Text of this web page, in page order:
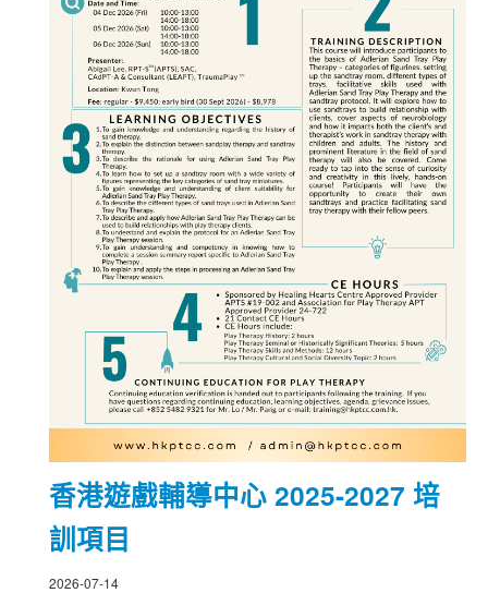
香港遊戲輔導中心 2025-2027 培
訓項目
2026-07-14